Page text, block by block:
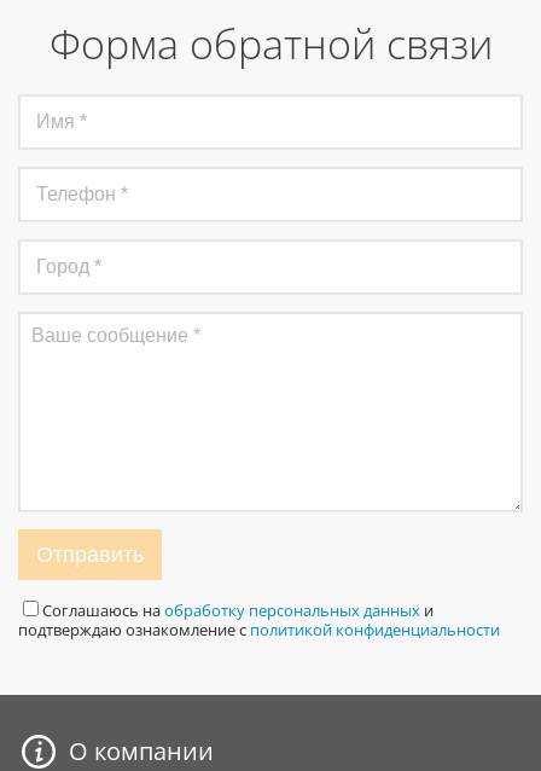
Форма обратной связи
Отправить
Соглашаюсь наобработку персональных данных и
подтверждаю ознакомление с политикой конфиденциальности
О компании